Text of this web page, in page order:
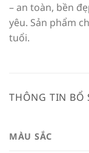
– an toàn, bền
yêu. Sản phẩm
tuổi.
THÔNG TIN BỔ
MÀU SẮC